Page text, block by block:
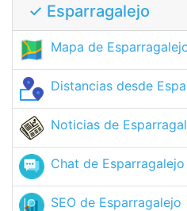
✓ Esparragalejo
Mapa de
Distancias desde
Noticias de
Chat de Esparragalejo
SEO de Esparragalejo